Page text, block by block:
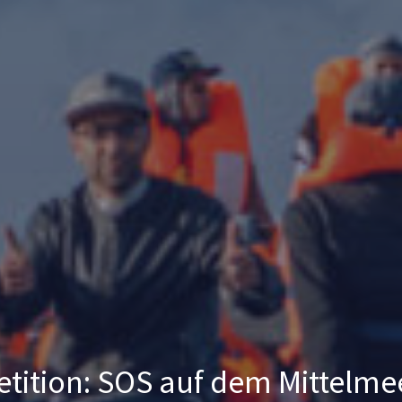
SOS auf dem